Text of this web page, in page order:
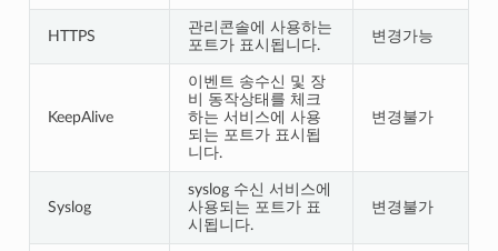
HTTPS
관리콘솔에 사용하는
포트가 표시됩니다.
변경가능
KeepAlive
이벤트 송수신 및 장
비 동작상태를 체크
하는 서비스에 사용
되는 포트가 표시됩
니다.
변경불가
Syslog
syslog 수신 서비스에
사용되는 포트가 표
시됩니다.
변경불가